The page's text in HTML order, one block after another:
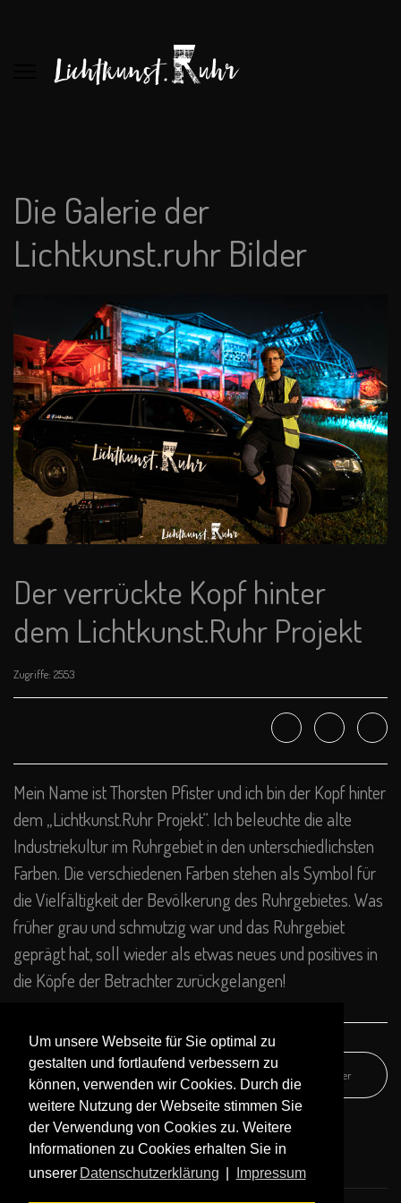
Um unsere Webseite für Sie optimal zu
gestalten und fortlaufend verbessern zu
können, verwenden wir Cookies. Durch die
weitere Nutzung der Webseite stimmen Sie
der Verwendung von Cookies zu. Weitere
Informationen zu Cookies erhalten Sie in
unserer Datenschutzerklärung Impressum
Die Galerie der
Lichtkunst.ruhr Bilder
Der verrückte Kopf hinter
dem Lichtkunst.Ruhr Projekt
Zugriffe: 2553
Mein Name ist Thorsten Pfister und ich bin der Kopf hinter
dem „Lichtkunst.Ruhr Projekt“. Ich beleuchte die alte
Industriekultur im Ruhrgebiet in den unterschiedlichsten
Farben. Die verschiedenen Farben stehen als Symbol für
die Vielfältigkeit der Bevölkerung des Ruhrgebietes. Was
früher grau und schmutzig war und das Ruhrgebiet
geprägt hat, soll wieder als etwas neues und positives in
die Köpfe der Betrachter zurückgelangen!
Weiter